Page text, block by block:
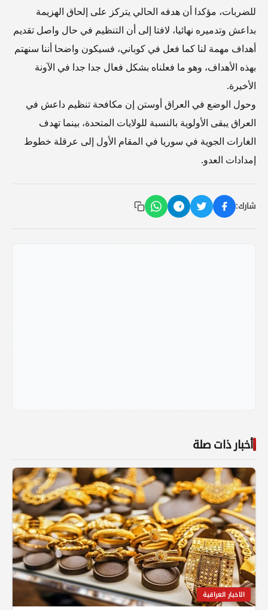
للضربات، مؤكدا أن هدفه الحالي يتركز على إلحاق الهزيمة
بداعش وتدميره نهائيا، لافتا إلى أن التنظيم في حال واصل تقديم
أهداف مهمة لنا كما فعل في كوباني، فسيكون واضحا أننا سنهتم
بهذه الأهداف، وهو ما فعلناه بشكل فعال جدا جدا في الآونة
الأخيرة.
وحول الوضع في العراق أوستن إن مكافحة تنظيم داعش في
العراق يبقى الأولوية بالنسبة للولايات المتحدة، بينما تهدف
الغارات الجوية في سوريا في المقام الأول إلى عرقلة خطوط
إمدادات العدو.
شارك:
أخبار ذات صلة
الاخبار العراقية